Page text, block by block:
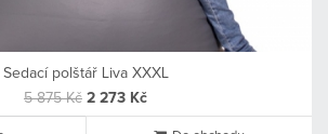
Sedací polštář Liva XXXL
5 875 Kč 2 273 Kč